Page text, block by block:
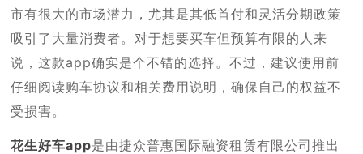
市有很大的市场潜力，尤其是其低首付和灵活分期政策
吸引了大量消费者。对于想要买车但预算有限的人来
说，这款app确实是个不错的选择。不过，建议使用前
仔细阅读购车协议和相关费用说明，确保自己的权益不
受损害。
花生好车app是由捷众普惠国际融资租赁有限公司推出